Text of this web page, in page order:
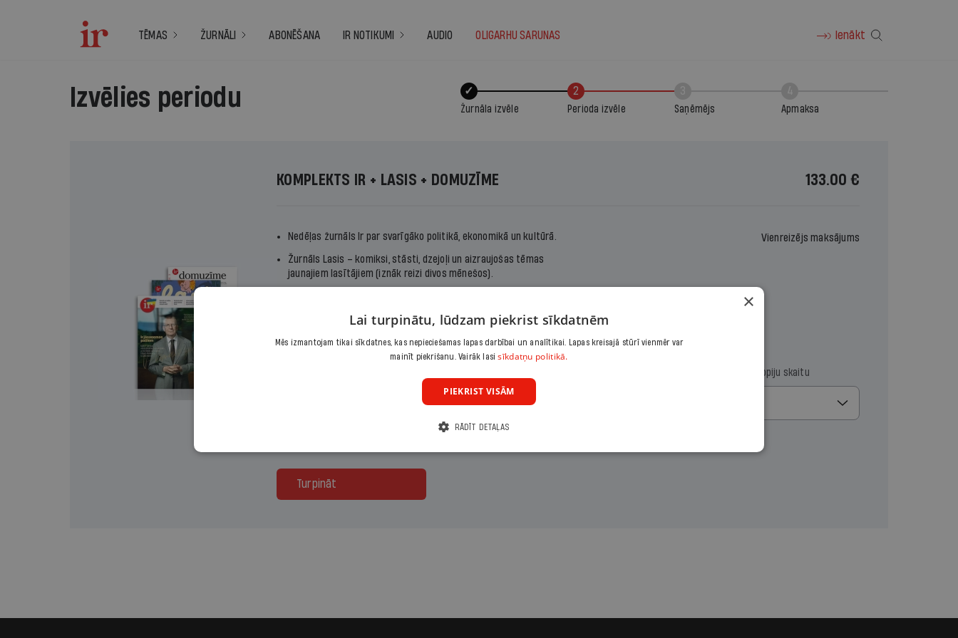
TĒMAS ŽURNĀLI ABONĒŠANA IR NOTIKUMI AUDIO OLIGARHU SARUNAS Ienākt
✓
Žurnāla izvēle
2
Perioda izvēle Saņēmējs Apmaksa
Izvēlies periodu
KOMPLEKTS IR + LASIS + DOMUZĪME 133.00 €
Nedēļas žurnāls Ir par svarīgāko politikā, ekonomikā un kultūrā.
Žurnāls Lasis – komiksi, stāsti, dzejoļi un aizraujošas tēmas
jaunajiem lasītājiem (iznāk reizi divos mēnešos).
Vienreizējs maksājums
Gads
Izvēlies kopiju skaitu
Turpināt
×
Lai turpinātu, lūdzam piekrist sīkdatnēm
Mēs izmantojam tikai sīkdatnes, kas nepieciešamas lapas darbībai un analītikai. Lapas kreisajā stūrī vienmēr var
mainīt piekrišanu. Vairāk lasisīkdatņu politikā.
PIEKRIST VISĀM
RĀDĪT DETAĻAS